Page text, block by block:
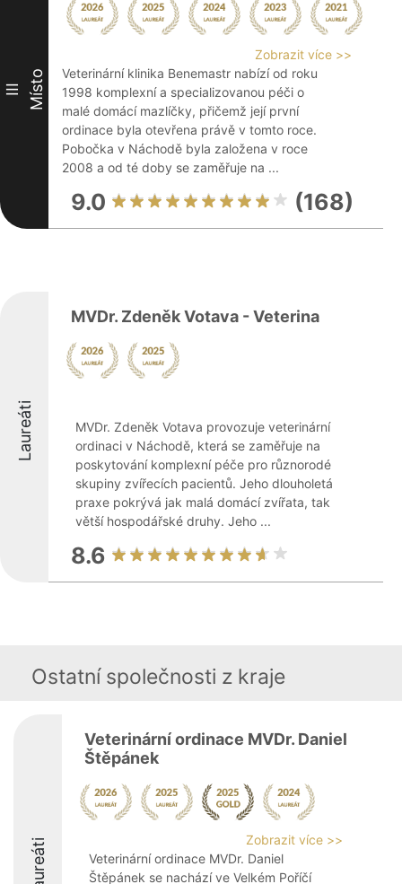
III Místo
Zobrazit více >>
Veterinární klinika Benemastr nabízí od roku
1998 komplexní a specializovanou péči o
malé domácí mazlíčky, přičemž její první
ordinace byla otevřena právě v tomto roce.
Pobočka v Náchodě byla založena v roce
2008 a od té doby se zaměřuje na ...
9.0 (168)
Laureáti
MVDr. Zdeněk Votava - Veterina
MVDr. Zdeněk Votava provozuje veterinární
ordinaci v Náchodě, která se zaměřuje na
poskytování komplexní péče pro různorodé
skupiny zvířecích pacientů. Jeho dlouholetá
praxe pokrývá jak malá domácí zvířata, tak
větší hospodářské druhy. Jeho ...
8.6
Ostatní společnosti z kraje
Laureáti
Veterinární ordinace MVDr. Daniel
Štěpánek
Zobrazit více >>
Veterinární ordinace MVDr. Daniel
Štěpánek se nachází ve Velkém Poříčí